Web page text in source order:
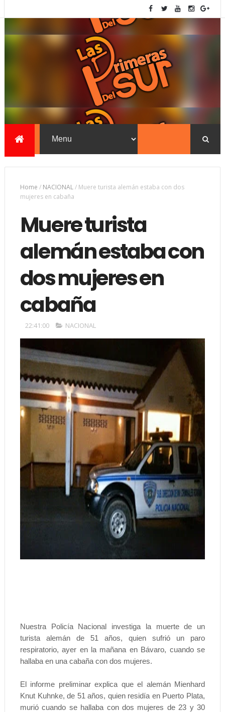
Home / NACIONAL/ Muere turista alemán estaba con dos
mujeres en cabaña
Muere turista
alemán estaba con
dos mujeres en
cabaña
22:41:00 NACIONAL
Nuestra Policía Nacional investiga la muerte de un
turista alemán de 51 años, quien sufrió un paro
respiratorio, ayer en la mañana en Bávaro, cuando se
hallaba en una cabaña con dos mujeres.
El informe preliminar explica que el alemán Mienhard
Knut Kuhnke, de 51 años, quien residía en Puerto Plata,
murió cuando se hallaba con dos mujeres de 23 y 30